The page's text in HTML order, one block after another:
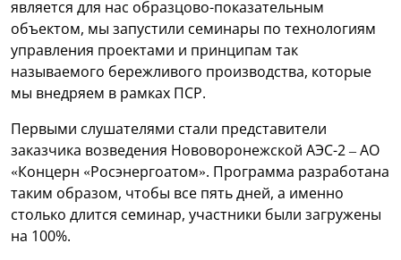
является для нас образцово-показательным
объектом, мы запустили семинары по технологиям
управления проектами и принципам так
называемого бережливого производства, которые
мы внедряем в рамках ПСР.
Первыми слушателями стали представители
заказчика возведения Нововоронежской АЭС-2 – АО
«Концерн «Росэнергоатом». Программа разработана
таким образом, чтобы все пять дней, а именно
столько длится семинар, участники были загружены
на 100%.